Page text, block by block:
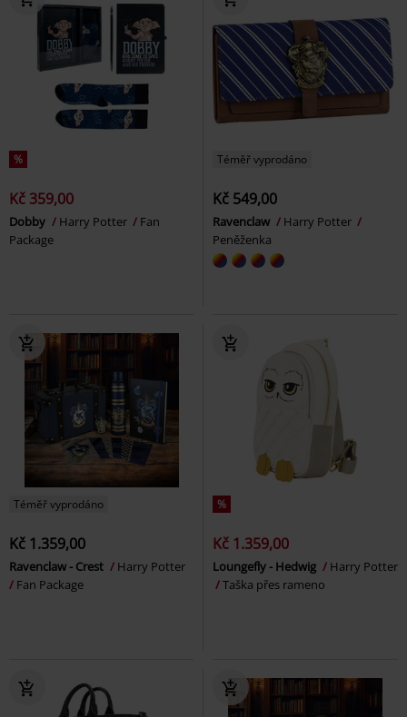
%
Kč 359,00
Dobby Harry Potter
Fan
Package
Téměř vyprodáno
Kč 549,00
Ravenclaw
Harry Potter
Peněženka
Téměř vyprodáno
Kč 1.359,00
Ravenclaw - Crest
Harry Potter
Fan Package
%
Kč 1.359,00
Loungefly - Hedwig
Harry Potter
Taška přes rameno